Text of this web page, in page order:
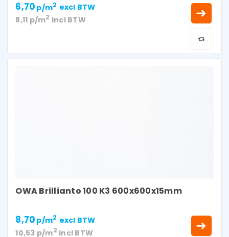
6,70 p/m2 excl BTW
8,11 p/m2 incl BTW
OWA Brillianto 100 K3 600x600x15mm
8,70 p/m2 excl BTW
10,53 p/m2 incl BTW